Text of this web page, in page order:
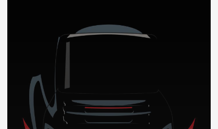
DÉCOUVREZ NOTRE IMPORTATION AUTO en Mauritanie